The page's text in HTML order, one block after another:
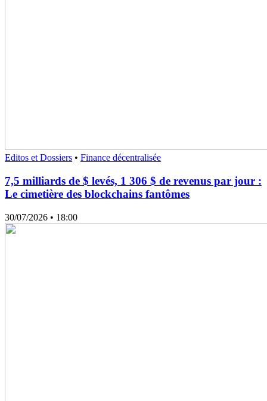
Editos et Dossiers • Finance décentralisée
7,5 milliards de $ levés, 1 306 $ de revenus par jour :
Le cimetière des blockchains fantômes
30/07/2026 • 18:00